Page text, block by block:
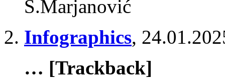
S.Marjanović
Infographics,
… [Trackback]